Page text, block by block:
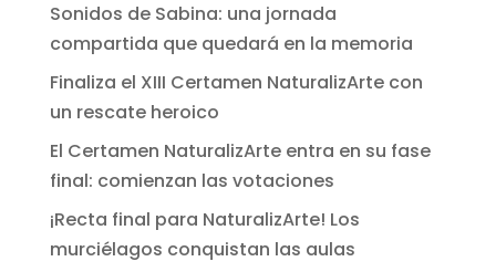
Sonidos de Sabina: una jornada
compartida que quedará en la memoria
Finaliza el XIII Certamen NaturalizArte con
un rescate heroico
El Certamen NaturalizArte entra en su fase
final: comienzan las votaciones
¡Recta final para NaturalizArte! Los
murciélagos conquistan las aulas